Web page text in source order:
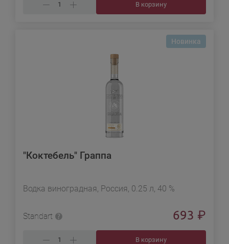
В корзину
Новинка
"Коктебель" Граппа
Водка виноградная, Россия, 0.25 л, 40 %
Standart 693 ₽
В корзину